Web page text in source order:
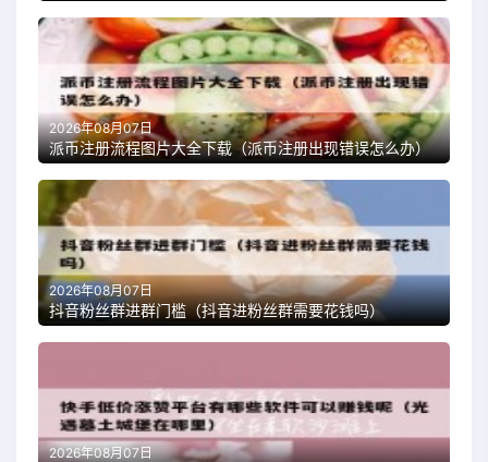
2026年08月07日
派币注册流程图片大全下载（派币注册出现错误怎么办）
2026年08月07日
抖音粉丝群进群门槛（抖音进粉丝群需要花钱吗）
2026年08月07日